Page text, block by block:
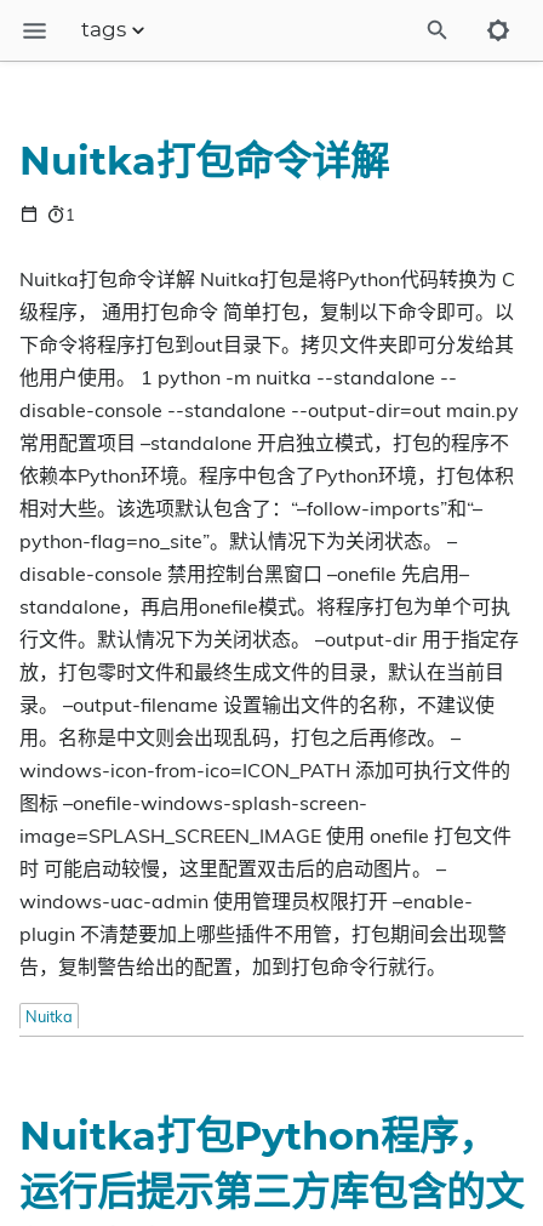
tags
Nuitka打包命令详解
1
Nuitka打包命令详解 Nuitka打包是将Python代码转换为 C
级程序， 通用打包命令 简单打包，复制以下命令即可。以
下命令将程序打包到out目录下。拷贝文件夹即可分发给其
他用户使用。 1 python -m nuitka --standalone --
disable-console --standalone --output-dir=out main.py
常用配置项目 –standalone 开启独立模式，打包的程序不
依赖本Python环境。程序中包含了Python环境，打包体积
相对大些。该选项默认包含了：“–follow-imports”和“–
python-flag=no_site”。默认情况下为关闭状态。 –
disable-console 禁用控制台黑窗口 –onefile 先启用–
standalone，再启用onefile模式。将程序打包为单个可执
行文件。默认情况下为关闭状态。 –output-dir 用于指定存
放，打包零时文件和最终生成文件的目录，默认在当前目
录。 –output-filename 设置输出文件的名称，不建议使
用。名称是中文则会出现乱码，打包之后再修改。 –
windows-icon-from-ico=ICON_PATH 添加可执行文件的
图标 –onefile-windows-splash-screen-
image=SPLASH_SCREEN_IMAGE 使用 onefile 打包文件
时 可能启动较慢，这里配置双击后的启动图片。 –
windows-uac-admin 使用管理员权限打开 –enable-
plugin 不清楚要加上哪些插件不用管，打包期间会出现警
告，复制警告给出的配置，加到打包命令行就行。
Nuitka
Nuitka打包Python程序，
运行后提示第三方库包含的文